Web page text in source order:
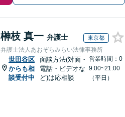
榊枝 真一 弁護士 東京都
弁護士法人あおぞらみらい法律事務所
世田谷区
からも相
談受付中
面談方法(対面・
電話・ビデオな
ど)は応相談
営業時間：0
9:00~21:00
（平日）